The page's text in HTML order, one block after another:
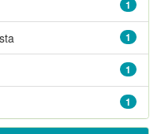
1
1
1
1